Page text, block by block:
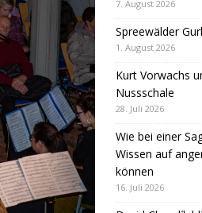
7. August 2026
Spreewälder
1. August 2026
Kurt Vorwachs
Nussschale
28. Juli 2026
Wie bei einer
Wissen auf
können
16. Juli 2026